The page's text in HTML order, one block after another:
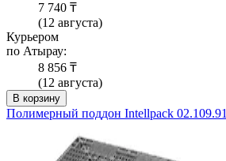
7 740 ₸
(12 августа)
Курьером
по Атырау:
8 856 ₸
(12 августа)
В корзину
Полимерный поддон Intellpack 02.109.91